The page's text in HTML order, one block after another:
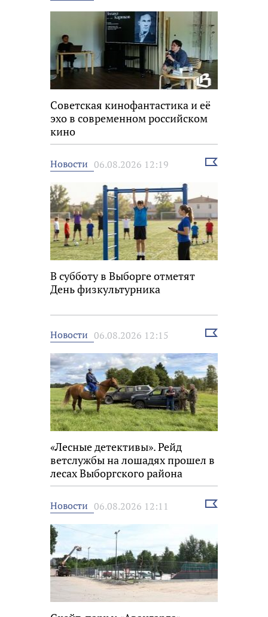
Советская кинофантастика и её
эхо в современном российском
кино
Новости 06.08.2026 12:19
Выбрать
В субботу в Выборге отметят
День физкультурника
Новости 06.08.2026 12:15
Выбрать
«Лесные детективы». Рейд
ветслужбы на лошадях прошел в
лесах Выборгского района
Новости 06.08.2026 12:11
Выбрать